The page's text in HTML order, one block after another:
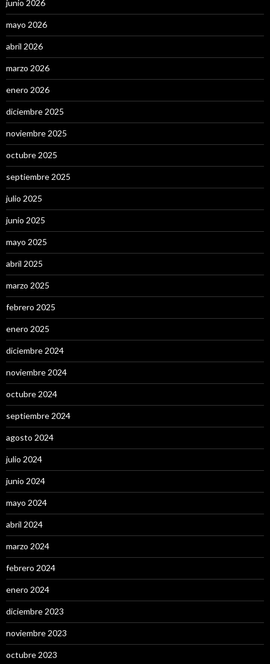
junio 2026
mayo 2026
abril 2026
marzo 2026
enero 2026
diciembre 2025
noviembre 2025
octubre 2025
septiembre 2025
julio 2025
junio 2025
mayo 2025
abril 2025
marzo 2025
febrero 2025
enero 2025
diciembre 2024
noviembre 2024
octubre 2024
septiembre 2024
agosto 2024
julio 2024
junio 2024
mayo 2024
abril 2024
marzo 2024
febrero 2024
enero 2024
diciembre 2023
noviembre 2023
octubre 2023